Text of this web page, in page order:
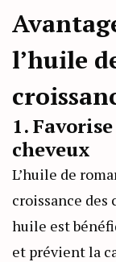
l’huile
1.
cheveux
L’huile de
croissance
huile est
et prévient la